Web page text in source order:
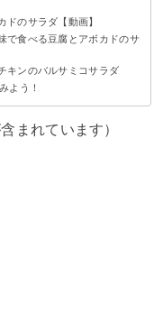
ドのサラダ【動画】
で食べる豆腐とアボカドのサ
キンのバルサミコサラダ
よう！
まれています）